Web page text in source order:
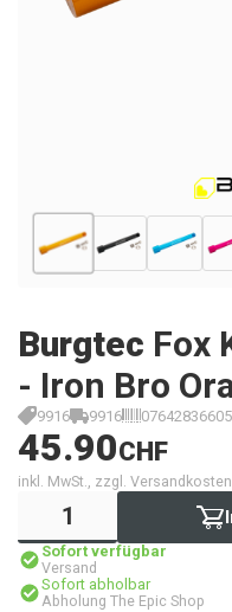
Burgtec Fox
- Iron Bro
9916 9916
45.90CHF
inkl. MwSt., zzgl. Versandkosten
Sofort verfügbar
Versand
Sofort abholbar
Abholung The Epic Shop